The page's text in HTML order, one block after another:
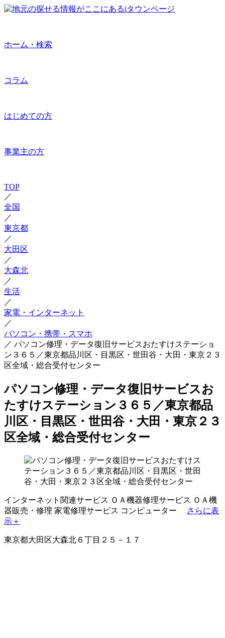
ホーム・検索
コラム
はじめての方
事業主の方
TOP
／
全国
／
東京都
／
大田区
／
大森北
／
生活
／
家電・インターネット
／
パソコン・携帯・スマホ
／ パソコン修理・データ復旧サービスおたすけステーショ
ン３６５／東京都品川区・目黒区・世田谷・大田・東京２３
区全域・総合受付センター
パソコン修理・データ復旧サービスお
たすけステーション３６５／東京都品
川区・目黒区・世田谷・大田・東京２３
区全域・総合受付センター
インターネット関連サービス ＯＡ機器修理サービス ＯＡ機
器販売・修理 家電修理サービス コンピューター
さらに表
示＋
東京都大田区大森北６丁目２５－１７